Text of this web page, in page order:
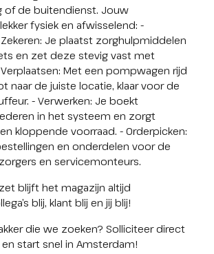
of de buitendienst. Jouw
fysiek en afwisselend: -
Je plaatst zorghulpmiddelen
en zet deze stevig vast met
Met een pompwagen rijd
naar de juiste locatie, klaar voor de
- Verwerken: Je boekt
in het systeem en zorgt
kloppende voorraad. - Orderpicken:
en onderdelen voor de
en servicemonteurs.
blijft het magazijn altijd
blij, klant blij en jij blij!
die we zoeken? Solliciteer direct
en start snel in Amsterdam!